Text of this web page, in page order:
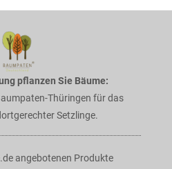
pflanzen Sie Bäume:
Thüringen für das
Setzlinge.
angebotenen Produkte